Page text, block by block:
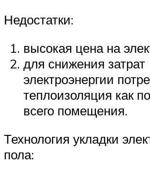
Недостатки:
высокая цена на
для снижения затрат
электроэнергии
теплоизоляция как
всего помещения.
Технология укладки
пола: